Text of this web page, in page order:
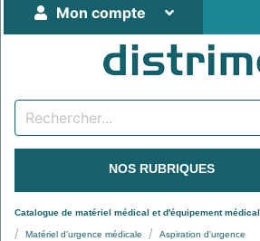
Mon compte
NOS RUBRIQUES
Catalogue de matériel médical et d'équipement médical
Matériel d'urgence médicale Aspiration d'urgence